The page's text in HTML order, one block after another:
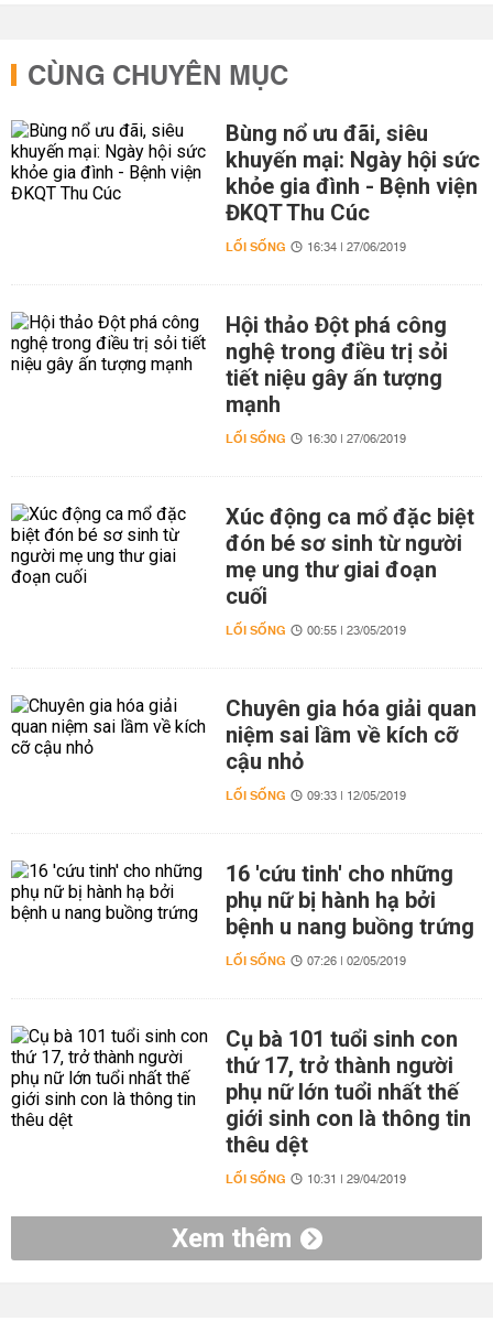
CÙNG CHUYÊN MỤC
Bùng nổ ưu đãi, siêu
khuyến mại: Ngày hội sức
khỏe gia đình - Bệnh viện
ĐKQT Thu Cúc
LỐI SỐNG 16:34 | 27/06/2019
Hội thảo Đột phá công
nghệ trong điều trị sỏi
tiết niệu gây ấn tượng
mạnh
LỐI SỐNG 16:30 | 27/06/2019
Xúc động ca mổ đặc biệt
đón bé sơ sinh từ người
mẹ ung thư giai đoạn
cuối
LỐI SỐNG 00:55 | 23/05/2019
Chuyên gia hóa giải quan
niệm sai lầm về kích cỡ
cậu nhỏ
LỐI SỐNG 09:33 | 12/05/2019
16 'cứu tinh' cho những
phụ nữ bị hành hạ bởi
bệnh u nang buồng trứng
LỐI SỐNG 07:26 | 02/05/2019
Cụ bà 101 tuổi sinh con
thứ 17, trở thành người
phụ nữ lớn tuổi nhất thế
giới sinh con là thông tin
thêu dệt
LỐI SỐNG 10:31 | 29/04/2019
Xem thêm